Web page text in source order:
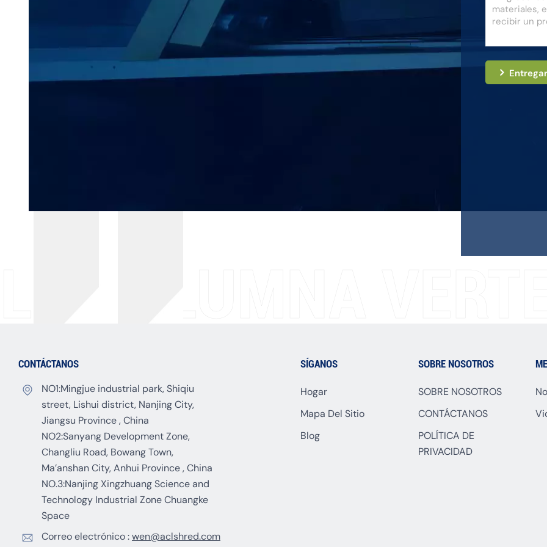
LA COLUMNA
CONTÁCTANOS
NO1:Mingjue industrial park, Shiqiu
street, Lishui district, Nanjing City,
Jiangsu Province , China
NO2:Sanyang Development Zone,
Changliu Road, Bowang Town,
Ma’anshan City, Anhui Province , China
NO.3:Nanjing Xingzhuang Science and
Technology Industrial Zone Chuangke
Space
Correo electrónico :wen@aclshred.com
SOBRE NOSOTROS
SOBRE NOSOTROS
CONTÁCTANOS
POLÍTICA DE
PRIVACIDAD
SÍGANOS
Hogar
Mapa Del Sitio
Blog